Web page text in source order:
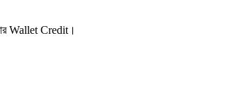
Wallet Credit।